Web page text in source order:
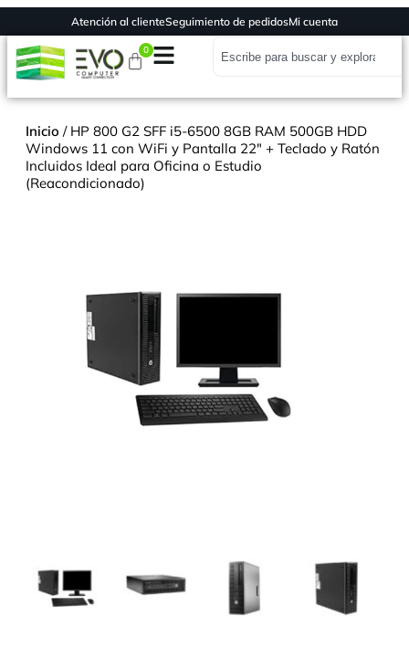
Atención al clienteSeguimiento de pedidosMi cuenta
0
Inicio / HP 800 G2 SFF i5-6500 8GB RAM 500GB HDD
Windows 11 con WiFi y Pantalla 22" + Teclado y Ratón
Incluidos Ideal para Oficina o Estudio
(Reacondicionado)